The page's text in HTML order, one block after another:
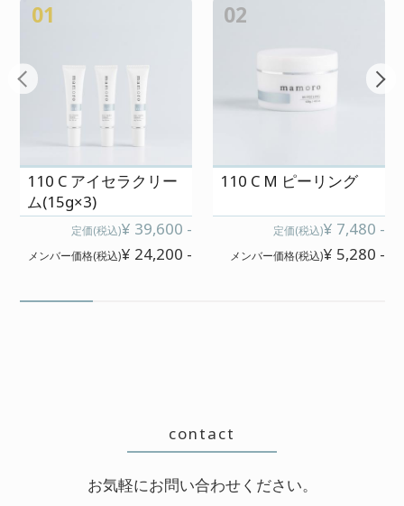
01
110 C アイセラクリー
ム(15g×3)
定価(税込)¥ 39,600 -
メンバー価格(税込)¥ 24,200 -
02
110 C M ピーリング
定価(税込)¥ 7,480 -
メンバー価格(税込)¥ 5,280 -
contact
お気軽にお問い合わせください。